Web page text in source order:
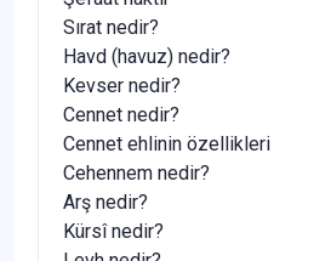
Sırat nedir?
Havd (havuz) nedir?
Kevser nedir?
Cennet nedir?
Cennet ehlinin özellikleri
Cehennem nedir?
Arş nedir?
Kürsî nedir?